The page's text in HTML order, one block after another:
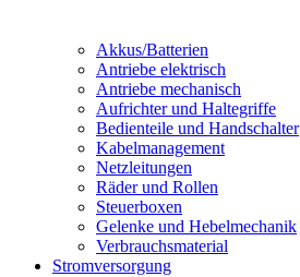
Akkus/Batterien
Antriebe elektrisch
Antriebe mechanisch
Aufrichter und Haltegriffe
Bedienteile und Handschalter
Kabelmanagement
Netzleitungen
Räder und Rollen
Steuerboxen
Gelenke und Hebelmechanik
Verbrauchsmaterial
Stromversorgung